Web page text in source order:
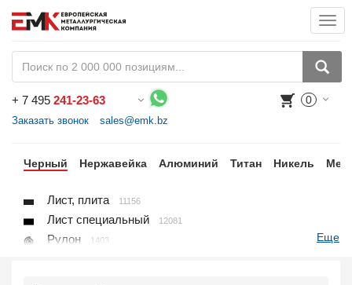
+ 7 495 241-23-63
Заказать звонок sales@emk.bz
0
Черный Нержавейка Алюминий Титан Никель
Лист, плита 11156
Лист специальный 12081
Рулон 1403 Еще